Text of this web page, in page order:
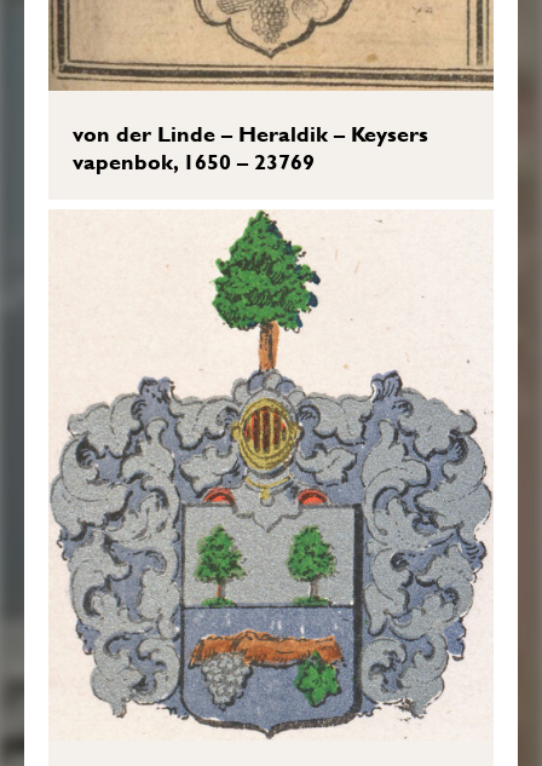
von der Linde – Heraldik – Keysers
vapenbok, 1650 – 23769